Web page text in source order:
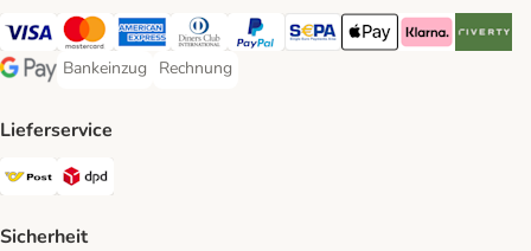
Visa Payment Method
MasterCard Payment Method
American Express Payment Method
Diners Club Payment Method
PayPal Payment Method
SEPA Payment Method
Apple Pay Payment
Klarna Payment
Google Pay Payment Method
Bankeinzug
Bankeinzug Payment Method
Rechnung
Rechnung Payment Method
Lieferservice
Österreichische Post Shipping Method
Sicherheit